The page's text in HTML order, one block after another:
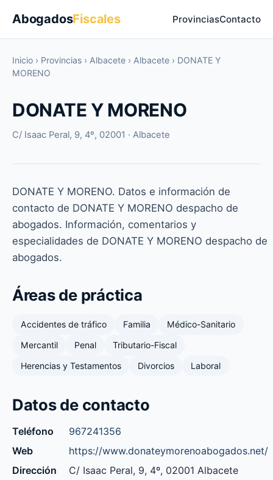
AbogadosFiscales ProvinciasContacto
Inicio › Provincias › Albacete › Albacete › DONATE Y
MORENO
DONATE Y MORENO
C/ Isaac Peral, 9, 4º, 02001 · Albacete
DONATE Y MORENO. Datos e información de
contacto de DONATE Y MORENO despacho de
abogados. Información, comentarios y
especialidades de DONATE Y MORENO despacho de
abogados.
Áreas de práctica
Accidentes de tráfico Familia
Médico-Sanitario
Mercantil
Penal
Tributario-Fiscal
Herencias y Testamentos
Divorcios Laboral
Datos de contacto
Teléfono
967241356
Web
https://www.donateymorenoabogados.net/
Dirección
C/ Isaac Peral, 9, 4º, 02001 Albacete